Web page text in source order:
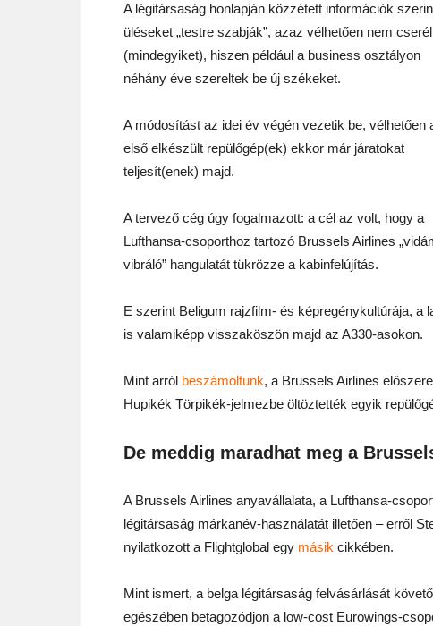
A légitársaság honlapján közzétett információk
üléseket „testre szabják”, azaz vélhetően nem
(mindegyiket), hiszen például a business osztályon
néhány éve szereltek be új székeket.
A módosítást az idei év végén vezetik be, vélhetően
első elkészült repülőgép(ek) ekkor már járatokat
teljesít(enek) majd.
A tervező cég úgy fogalmazott: a cél az volt, hogy a
Lufthansa-csoporthoz tartozó Brussels Airlines
vibráló” hangulatát tükrözze a kabinfelújítás.
E szerint Beligum rajzfilm- és képregénykultúrája,
is valamiképp visszaköszön majd az A330-asokon.
Mint arról beszámoltunk, a Brussels Airlines
Hupikék Törpikék-jelmezbe öltöztették egyik
De meddig maradhat meg a
A Brussels Airlines anyavállalata, a Lufthansa-
légitársaság márkanév-használatát illetően – erről
nyilatkozott a Flightglobal egy másik cikkében.
Mint ismert, a belga légitársaság felvásárlását
egészében betagozódjon a low-cost Eurowings-